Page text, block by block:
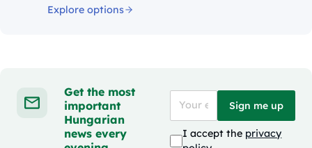
Explore options
Get the most
important
Hungarian
news every
Sign me up
I accept the privacy